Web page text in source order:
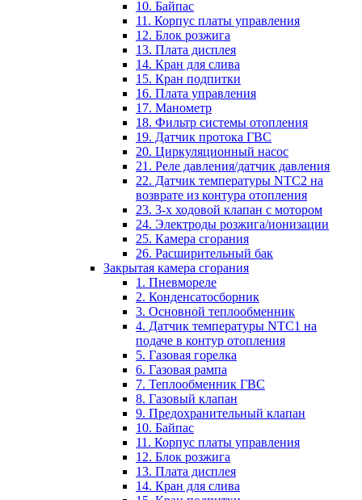
10. Байпас
11. Корпус платы управления
12. Блок розжига
13. Плата дисплея
14. Кран для слива
15. Кран подпитки
16. Плата управления
17. Манометр
18. Фильтр системы отопления
19. Датчик протока ГВС
20. Циркуляционный насос
21. Реле давления/датчик давления
22. Датчик температуры NTC2 на
возврате из контура отопления
23. 3-х ходовой клапан с мотором
24. Электроды розжига/ионизации
25. Камера сгорания
26. Расширительный бак
Закрытая камера сгорания
1. Пневмореле
2. Конденсатосборник
3. Основной теплообменник
4. Датчик температуры NTC1 на
подаче в контур отопления
5. Газовая горелка
6. Газовая рампа
7. Теплообменник ГВС
8. Газовый клапан
9. Предохранительный клапан
10. Байпас
11. Корпус платы управления
12. Блок розжига
13. Плата дисплея
14. Кран для слива